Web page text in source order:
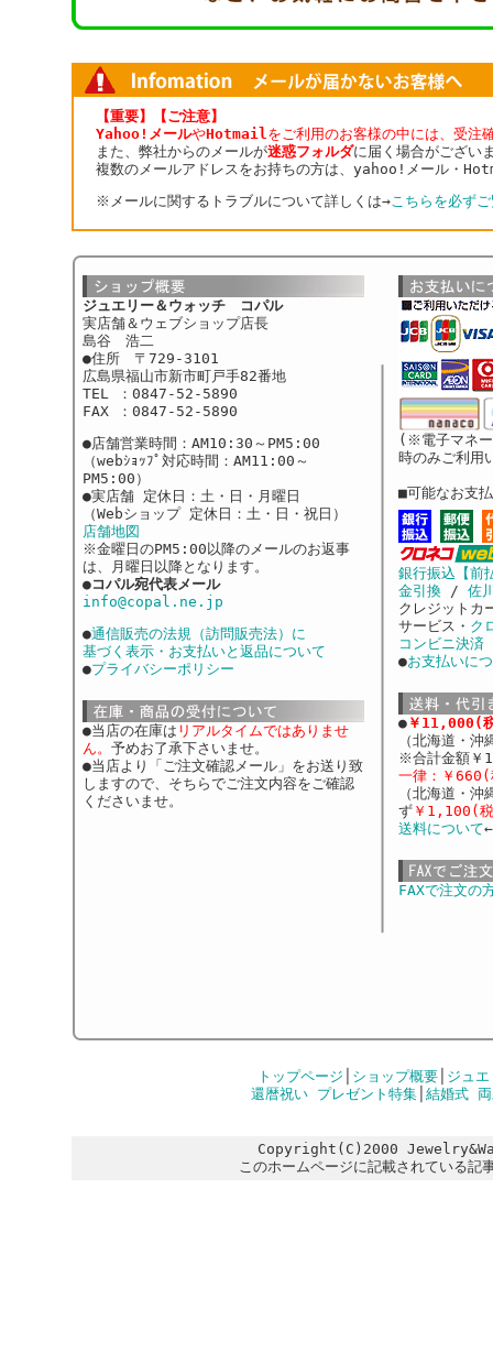
【重要】【ご注意】
Yahoo!メールやHotmailをご利用のお客様の中には、受注
また、弊社からのメールが迷惑フォルダに届く場合がござい
複数のメールアドレスをお持ちの方は、yahoo!メール・
※メールに関するトラブルについて詳しくは→こちらを必ず
ジュエリー＆ウォッチ コパル
実店舗＆ウェブショップ店長
島谷 浩二
●住所 〒729-3101
広島県福山市新市町戸手82番地
TEL ：0847-52-5890
FAX ：0847-52-5890
●店舗営業時間：AM10:30～PM5:00
（webｼｮｯﾌﾟ対応時間：AM11:00～
PM5:00）
●実店舗 定休日：土・日・月曜日
（Webショップ 定休日：土・日・祝日）
店舗地図
※金曜日のPM5:00以降のメールのお返事
は、月曜日以降となります。
●コパル宛代表メール
info@copal.ne.jp
●通信販売の法規（訪問販売法）に
基づく表示・お支払いと返品について
●プライバシーポリシー
●当店の在庫は リアルタイムではありませ
ん。 予めお了承下さいませ。
●当店より「ご注文確認メール」をお送り致
しますので、そちらでご注文内容をご確認
くださいませ。
(※電子マネー
時のみご利用
■可能なお支
銀行振込【前
金引換 / 佐
クレジットカ
サービス・ ク
コンビニ決済
●お支払いに
● ￥11,000(
（北海道・
※合計金額￥
一律：￥
（北海道・
ず ￥1,100(
送料について
FAXで注文の
トップページ ショップ概要│ ジュ
還暦祝い プレゼント特集 結婚式
Copyright(C)2000
このホームページに記載されている記